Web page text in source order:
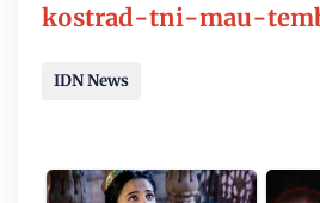
kostrad-tni-mau-
IDN News